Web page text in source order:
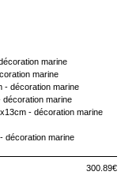
marine
marine
- décoration marine
marine
- décoration marine
décoration marine
300.89€